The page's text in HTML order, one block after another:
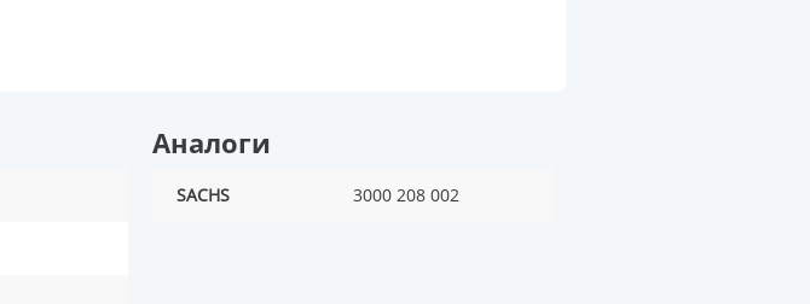
Аналоги
SACHS 3000 208 002